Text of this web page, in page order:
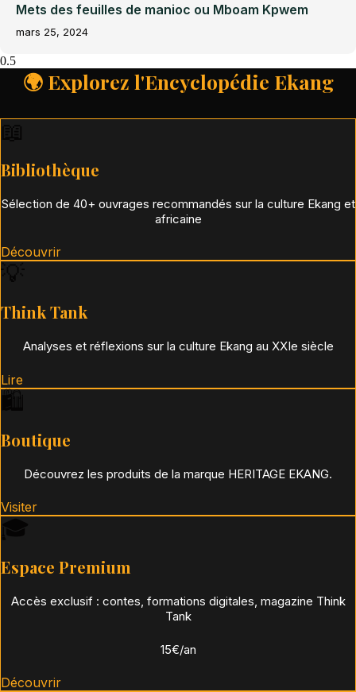
Mets des feuilles de manioc ou Mboam Kpwem
mars 25, 2024
🌍 Explorez l'Encyclopédie Ekang
Bibliothèque
Sélection de 40+ ouvrages recommandés sur la culture Ekang et
africaine
Découvrir
Think Tank
Analyses et réflexions sur la culture Ekang au XXIe siècle
Lire
Boutique
Découvrez les produits de la marque HERITAGE EKANG.
Visiter
Espace Premium
Accès exclusif : contes, formations digitales, magazine Think
Tank
15€/an
Découvrir